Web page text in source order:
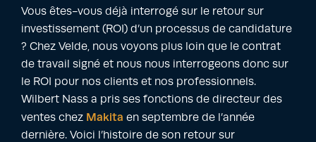
Vous êtes-vous déjà interrogé sur le retour sur
investissement (ROI) d’un processus de candidature
? Chez Velde, nous voyons plus loin que le contrat
de travail signé et nous nous interrogeons donc sur
le ROI pour nos clients et nos professionnels.
Wilbert Nass a pris ses fonctions de directeur des
ventes chez Makita en septembre de l’année
dernière. Voici l’histoire de son retour sur